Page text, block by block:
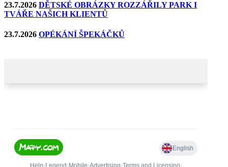
23.7.2026 DĚTSKÉ OBRÁZKY ROZZÁŘILY PARK I
TVÁŘE NAŠICH KLIENTŮ
23.7.2026 OPÉKÁNÍ ŠPEKÁČKŮ